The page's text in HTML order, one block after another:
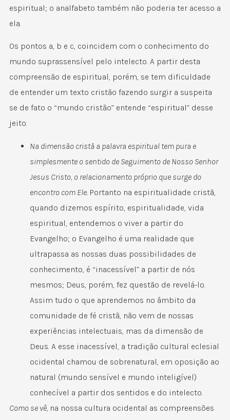
espiritual; o analfabeto também não poderia ter acesso a
ela.
Os pontos a, b e c, coincidem com o conhecimento do
mundo suprassensível pelo intelecto. A partir desta
compreensão de espiritual, porém, se tem dificuldade
de entender um texto cristão fazendo surgir a suspeita
se de fato o “mundo cristão” entende “espiritual” desse
jeito.
Na dimensão cristã a palavra espiritual tem pura e
simplesmente o sentido de Seguimento de Nosso Senhor
Jesus Cristo, o relacionamento próprio que surge do
encontro com Ele. Portanto na espiritualidade cristã,
quando dizemos espírito, espiritualidade, vida
espiritual, entendemos o viver a partir do
Evangelho; o Evangelho é uma realidade que
ultrapassa as nossas duas possibilidades de
conhecimento, é “inacessível” a partir de nós
mesmos; Deus, porém, fez questão de revelá-lo.
Assim tudo o que aprendemos no âmbito da
comunidade de fé cristã, não vem de nossas
experiências intelectuais, mas da dimensão de
Deus. A esse inacessível, a tradição cultural eclesial
ocidental chamou de sobrenatural, em oposição ao
natural (mundo sensível e mundo inteligível)
conhecível a partir dos sentidos e do intelecto.
Como se vê, na nossa cultura ocidental as compreensões